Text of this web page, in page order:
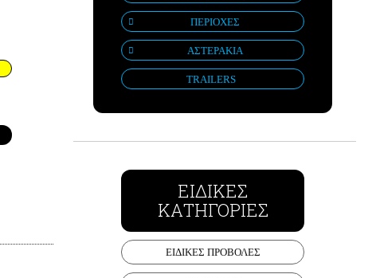
ΠΕΡΙΟΧΕΣ
ΑΣΤΕΡΑΚΙΑ
TRAILERS
ΕΙΔΙΚΕΣ
ΚΑΤΗΓΟΡΙΕΣ
ΕΙΔΙΚΕΣ ΠΡΟΒΟΛΕΣ